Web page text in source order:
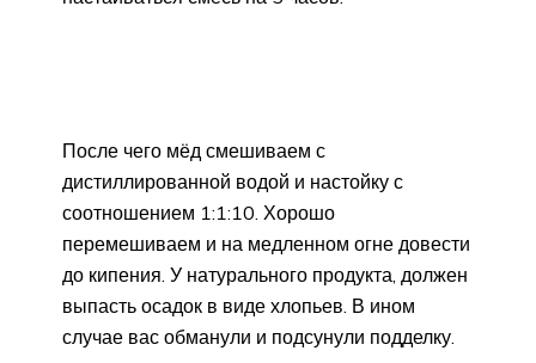
После чего мёд смешиваем с
дистиллированной водой и настойку с
соотношением 1:1:10. Хорошо
перемешиваем и на медленном огне довести
до кипения. У натурального продукта, должен
выпасть осадок в виде хлопьев. В ином
случае вас обманули и подсунули подделку.